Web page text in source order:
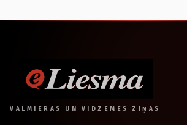
VALMIERAS UN VIDZEMES ZIŅAS